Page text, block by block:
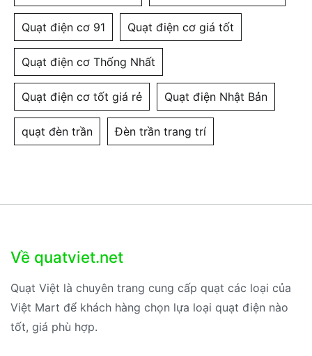
Quạt điện cơ 91 Quạt điện cơ giá tốt
Quạt điện cơ Thống Nhất
Quạt điện cơ tốt giá rẻ Quạt điện Nhật Bản
quạt đèn trần Đèn trần trang trí
Về quatviet.net
Quạt Việt là chuyên trang cung cấp quạt các loại của
Việt Mart để khách hàng chọn lựa loại quạt điện nào
tốt, giá phù hợp.